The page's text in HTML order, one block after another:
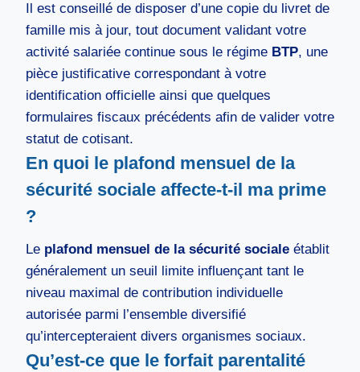
Il est conseillé de disposer d’une copie du livret de
famille mis à jour, tout document validant votre
activité salariée continue sous le régime BTP, une
pièce justificative correspondant à votre
identification officielle ainsi que quelques
formulaires fiscaux précédents afin de valider votre
statut de cotisant.
En quoi le plafond mensuel de la
sécurité sociale affecte-t-il ma prime
?
Le plafond mensuel de la sécurité sociale établit
généralement un seuil limite influençant tant le
niveau maximal de contribution individuelle
autorisée parmi l’ensemble diversifié
qu’intercepteraient divers organismes sociaux.
Qu’est-ce que le forfait parentalité